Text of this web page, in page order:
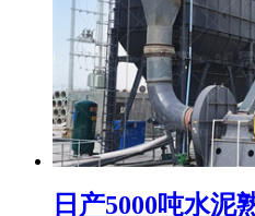
日产5000吨水泥